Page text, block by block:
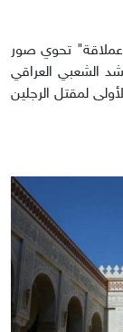
"عملاقة" تحوي صور
الشعبي العراقي
لمقتل الرجلين